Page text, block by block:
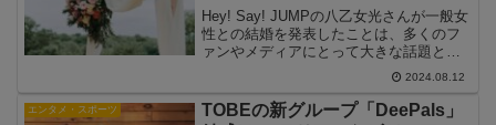
Hey! Say! JUMPの八乙女光さんが一般女
性との結婚を発表したことは、多くのフ
ァンやメディアにとって大きな話題とな
っています。この記事では、八乙女光さ
んの結婚相手についての情報や、二人の
馴れ初めについて詳しく探っていきま
2024.08.12
エンタメ・スポーツ
TOBEの新グループ「DeePals」